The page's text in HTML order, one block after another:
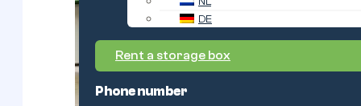
DE
Rent a storage box
Phone number